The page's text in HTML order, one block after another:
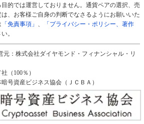
的では運営しておりません。通貨ペアの選択、売
、お客様ご自身の判断でなさるようにお願いいた
「免責事項」 、
「プライバシー・ポリシー、著作
。
元：株式会社ダイヤモンド・フィナンシャル・リ
（100％）
号資産ビジネス協会（ＪＣＢＡ）